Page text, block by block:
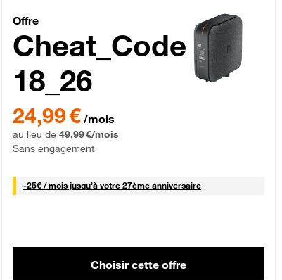
Cheat_Code Fibre_18_26
Offre
Cheat_Code
18_26
24,99 € /mois
au lieu de 49,99 €/mois
Sans engagement
-25€ / mois25 € par mois
jusqu'à votre 27ème anniversaire
Choisir cette offre